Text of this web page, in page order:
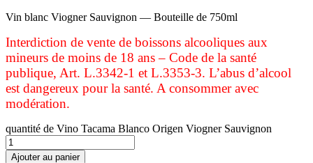
Vin blanc Viogner Sauvignon — Bouteille de 750ml
Interdiction de vente de boissons alcooliques aux
mineurs de moins de 18 ans – Code de la santé
publique, Art. L.3342-1 et L.3353-3. L’abus d’alcool
est dangereux pour la santé. A consommer avec
modération.
quantité de Vino Tacama Blanco Origen Viogner Sauvignon
Ajouter au panier